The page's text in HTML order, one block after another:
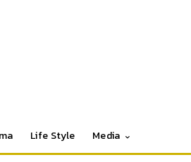
Life Style Media